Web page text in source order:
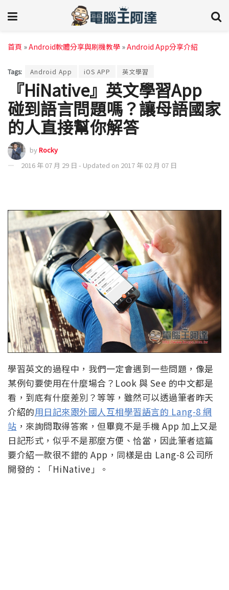
首頁 »Android軟體分享與刷機教學 »Android App分享介紹
Tags: Android App iOS APP 英文學習
『HiNative』英文學習App
碰到語言問題嗎？讓母語國家
的人直接幫你解答
byRocky
2016 年 07 月 29 日 - Updated on 2017 年 02 月 07 日
學習英文的過程中，我們一定會遇到一些問題，像是
某例句要使用在什麼場合？Look 與 See 的中文都是
看，到底有什麼差別？等等，雖然可以透過筆者昨天
介紹的用日記來跟外國人互相學習語言的 Lang-8 網
站 ，來詢問取得答案，但畢竟不是手機 App 加上又是
日記形式，似乎不是那麼方便、恰當，因此筆者這篇
要介紹一款很不錯的 App，同樣是由 Lang-8 公司所
開發的：「HiNative」。